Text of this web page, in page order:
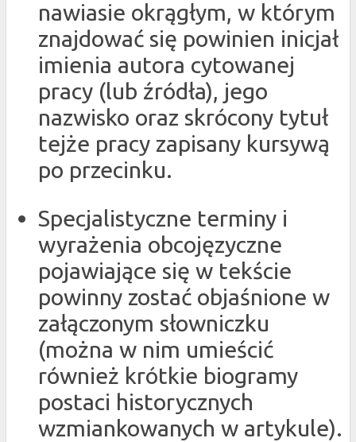
nawiasie okrągłym, w którym
znajdować się powinien inicjał
imienia autora cytowanej
pracy (lub źródła), jego
nazwisko oraz skrócony tytuł
tejże pracy zapisany kursywą
po przecinku.
Specjalistyczne terminy i
wyrażenia obcojęzyczne
pojawiające się w tekście
powinny zostać objaśnione w
załączonym słowniczku
(można w nim umieścić
również krótkie biogramy
postaci historycznych
wzmiankowanych w artykule).